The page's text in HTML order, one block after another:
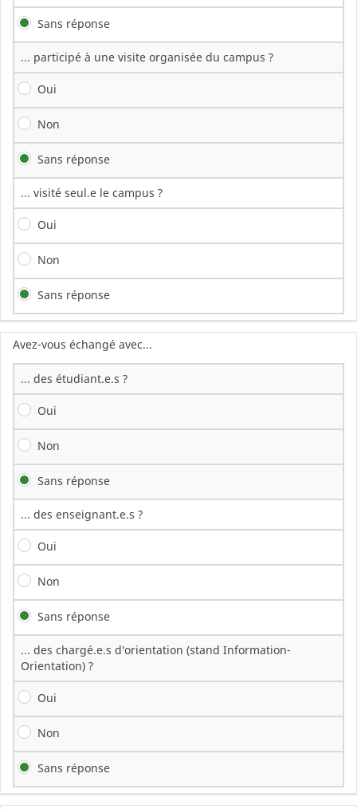
Sans réponse
... participé à une visite organisée du campus ?
Oui
Non
Sans réponse
... visité seul.e le campus ?
Oui
Non
Sans réponse
Avez-vous échangé avec...
... des étudiant.e.s ?
Oui
Non
Sans réponse
... des enseignant.e.s ?
Oui
Non
Sans réponse
... des chargé.e.s d'orientation (stand Information-
Orientation) ?
Oui
Non
Sans réponse